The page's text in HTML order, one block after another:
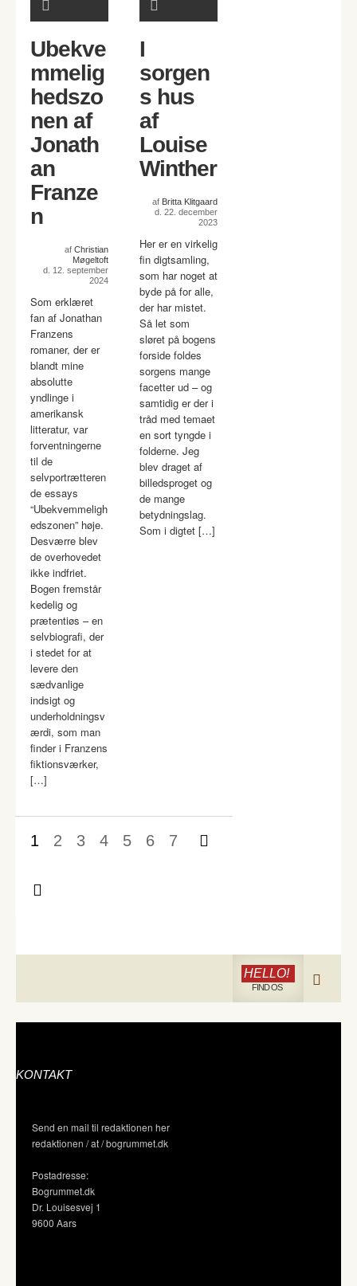
Ubekve
mmelig
hedszo
nen af
Jonath
an
Franze
n
af Christian
Møgeltoft
d. 12. september
2024
Som erklæret
fan af Jonathan
Franzens
romaner, der er
blandt mine
absolutte
yndlinge i
amerikansk
litteratur, var
forventningerne
til de
selvportrætteren
de essays
“Ubekvemmeligh
edszonen” høje.
Desværre blev
de overhovedet
ikke indfriet.
Bogen fremstår
kedelig og
prætentiøs – en
selvbiografi, der
i stedet for at
levere den
sædvanlige
indsigt og
underholdningsv
ærdi, som man
finder i Franzens
fiktionsværker,
[…]
I
sorgen
s hus
af
Louise
Winther
af Britta Klitgaard
d. 22. december
2023
Her er en virkelig
fin digtsamling,
som har noget at
byde på for alle,
der har mistet.
Så let som
sløret på bogens
forside foldes
sorgens mange
facetter ud – og
samtidig er der i
tråd med temaet
en sort tyngde i
folderne. Jeg
blev draget af
billedsproget og
de mange
betydningslag.
Som i digtet […]
1 2 3 4 5 6 7
HELLO!
FIND OS
KONTAKT
Send en mail til redaktionen her
redaktionen / at / bogrummet.dk
Postadresse:
Bogrummet.dk
Dr. Louisesvej 1
9600 Aars